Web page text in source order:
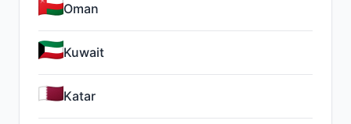
Oman
Kuwait
Katar